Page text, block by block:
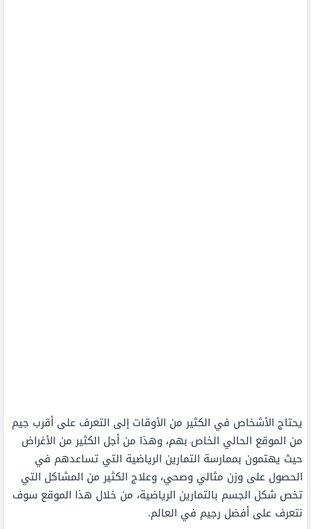
يحتاج الأشخاص في الكثير من الأوقات إلى التعرف على أقرب جيم
من الموقع الحالي الخاص بهم، وهذا من أجل الكثير من الأغراض
حيث يهتمون بممارسة التمارين الرياضية التي تساعدهم في
الحصول على وزن مثالي وصحي، وعلاج الكثير من المشاكل التي
تخص شكل الجسم بالتمارين الرياضية، من خلال هذا الموقع سوف
نتعرف على أفضل رجيم في العالم.